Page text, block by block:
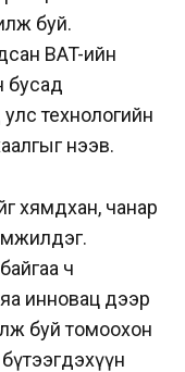
буй.
BAT-ийн
бусад
технологийн
нээв.
хямдхан, чанар
ч
инновац дээр
буй томоохон